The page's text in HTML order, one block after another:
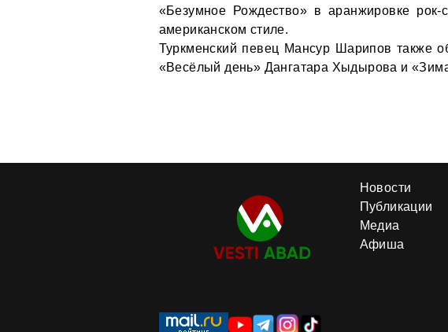
«Безумное Рождество» в аранжировке рок-
американском стиле.
Туркменский певец Мансур Шарипов также
«Весёлый день» Дангатара Хыдырова и
Новости
Публикации
Медиа
Афиша